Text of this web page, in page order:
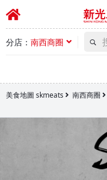
分店： 南西商圈
美食地圖 skmeats 南西商圈